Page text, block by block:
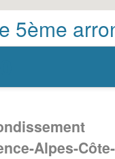
5ème
Alpes-